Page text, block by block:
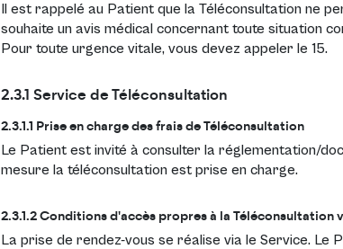
Il est rappelé au Patient que la Téléconsultation ne
souhaite un avis médical concernant toute situation
Pour toute urgence vitale, vous devez appeler le 15.
2.3.1 Service de Téléconsultation
2.3.1.1 Prise en charge des frais de Téléconsultation
Le Patient est invité à consulter la réglementation/
mesure la téléconsultation est prise en charge.
2.3.1.2 Conditions d'accès propres à la Téléconsultation
La prise de rendez-vous se réalise via le Service. Le